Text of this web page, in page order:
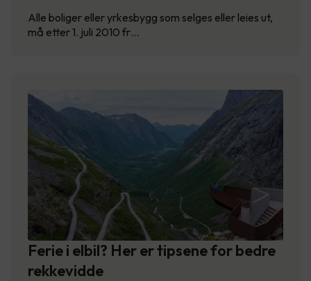
Alle boliger eller yrkesbygg som selges eller leies ut,
må etter 1. juli 2010 fr…
Ferie i elbil? Her er tipsene for bedre
rekkevidde